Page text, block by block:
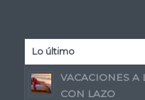
Lo último
VACACIONES A
CON LAZO